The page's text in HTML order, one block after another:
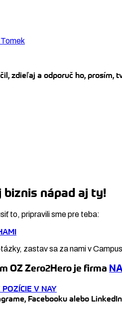
zdieľaj a odporuč ho, prosím,
nápad aj ty!
to, pripravili sme pre teba:
zastav sa za nami v
OZ Zero2Hero je firma
V NAY
Facebooku alebo